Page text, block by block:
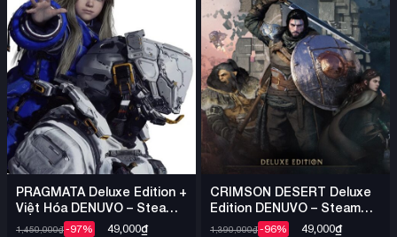
PRAGMATA Deluxe Edition +
Việt Hóa DENUVO – Steam
Offline
1,450,000₫-97% 49,000₫
CRIMSON DESERT Deluxe
Edition DENUVO – Steam
Offline
1,390,000₫-96% 49,000₫